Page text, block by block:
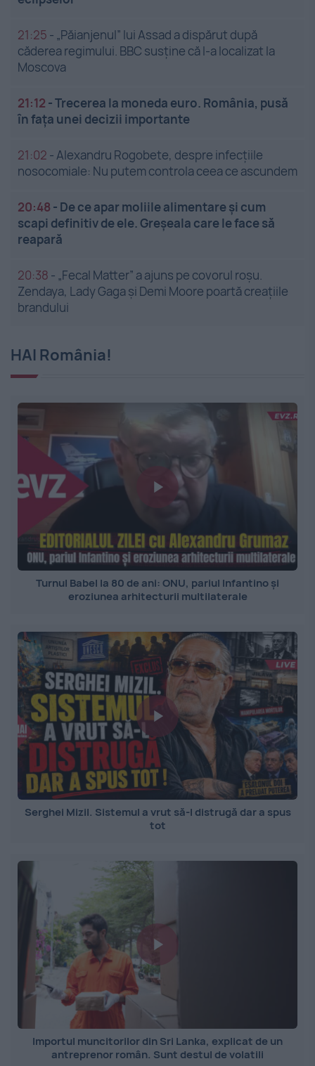
21:25 - „Păianjenul” lui Assad a dispărut după
căderea regimului. BBC susține că l-a localizat la
Moscova
21:12 -Trecerea la moneda euro. România, pusă
în fața unei decizii importante
21:02 -Alexandru Rogobete, despre infecțiile
nosocomiale: Nu putem controla ceea ce ascundem
20:48 - De ce apar moliile alimentare și cum
scapi definitiv de ele. Greșeala care le face să
reapară
20:38 - „Fecal Matter” a ajuns pe covorul roșu.
Zendaya, Lady Gaga și Demi Moore poartă creațiile
brandului
HAI România!
Turnul Babel la 80 de ani: ONU, pariul Infantino și
eroziunea arhitecturii multilaterale
Serghei Mizil. Sistemul a vrut să-l distrugă dar a spus
tot
Importul muncitorilor din Sri Lanka, explicat de un
antreprenor român. Sunt destul de volatili